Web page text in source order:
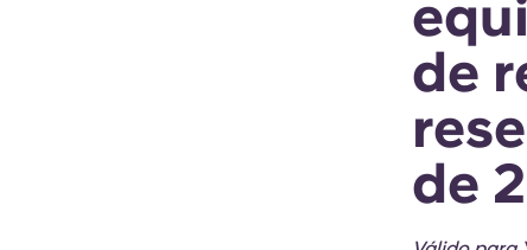
Yugo VCARB:
era no alojamento estudantil
A parceria pioneira Yugocom a VCARB
ambição e momentos inesquecíveis para os
de
de